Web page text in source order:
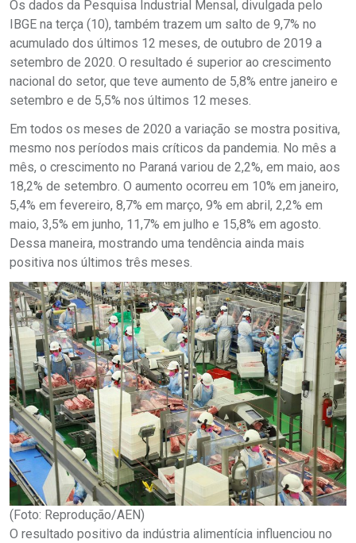
Os dados da Pesquisa Industrial Mensal, divulgada pelo
IBGE na terça (10), também trazem um salto de 9,7% no
acumulado dos últimos 12 meses, de outubro de 2019 a
setembro de 2020. O resultado é superior ao crescimento
nacional do setor, que teve aumento de 5,8% entre janeiro e
setembro e de 5,5% nos últimos 12 meses.
Em todos os meses de 2020 a variação se mostra positiva,
mesmo nos períodos mais críticos da pandemia. No mês a
mês, o crescimento no Paraná variou de 2,2%, em maio, aos
18,2% de setembro. O aumento ocorreu em 10% em janeiro,
5,4% em fevereiro, 8,7% em março, 9% em abril, 2,2% em
maio, 3,5% em junho, 11,7% em julho e 15,8% em agosto.
Dessa maneira, mostrando uma tendência ainda mais
positiva nos últimos três meses.
(Foto: Reprodução/AEN)
O resultado positivo da indústria alimentícia influenciou no